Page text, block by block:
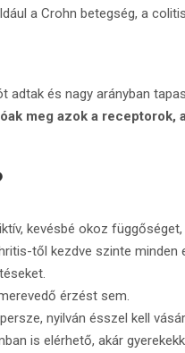
a Crohn betegség, a
adtak és nagy arányban
meg azok a receptorok,
kevésbé okoz
től kezdve szinte minden
érzést sem.
nyilván ésszel kell
is elérhető, akár